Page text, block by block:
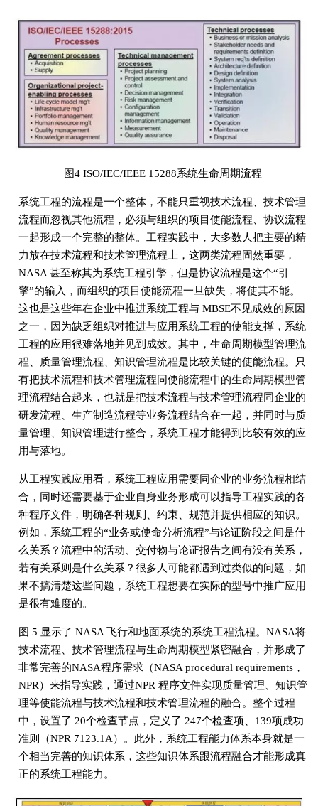
图4 ISO/IEC/IEEE 15288系统生命周期流程
系统工程的流程是一个整体，不能只重视技术流程、技术管理
流程而忽视其他流程，必须与组织的项目使能流程、协议流程
一起形成一个完整的整体。工程实践中，大多数人把主要的精
力放在技术流程和技术管理流程上，这两类流程固然重要，
NASA 甚至称其为系统工程引擎，但是协议流程是这个“引
擎”的输入，而组织的项目使能流程一旦缺失，将使其不能。
这也是这些年在企业中推进系统工程与 MBSE不见成效的原因
之一，因为缺乏组织对推进与应用系统工程的使能支撑，系统
工程的应用很难落地并见到成效。其中，生命周期模型管理流
程、质量管理流程、知识管理流程是比较关键的使能流程。只
有把技术流程和技术管理流程同使能流程中的生命周期模型管
理流程结合起来，也就是把技术流程与技术管理流程同企业的
研发流程、生产制造流程等业务流程结合在一起，并同时与质
量管理、知识管理进行整合，系统工程才能得到比较有效的应
用与落地。
从工程实践应用看，系统工程应用需要同企业的业务流程相结
合，同时还需要基于企业自身业务形成可以指导工程实践的各
种程序文件，明确各种规则、约束、规范并提供相应的知识。
例如，系统工程的“业务或使命分析流程”与论证阶段之间是什
么关系？流程中的活动、交付物与论证报告之间有没有关系，
若有关系则是什么关系？很多人可能都遇到过类似的问题，如
果不搞清楚这些问题，系统工程想要在实际的型号中推广应用
是很有难度的。
图 5 显示了 NASA 飞行和地面系统的系统工程流程。NASA将
技术流程、技术管理流程与生命周期模型紧密融合，并形成了
非常完善的NASA程序需求（NASA procedural requirements，
NPR）来指导实践，通过NPR 程序文件实现质量管理、知识管
理等使能流程与技术流程和技术管理流程的融合。整个过程
中，设置了 20个检查节点，定义了 247个检查项、139项成功
准则（NPR 7123.1A）。此外，系统工程能力体系本身就是一
个相当完善的知识体系，这些知识体系跟流程融合才能形成真
正的系统工程能力。